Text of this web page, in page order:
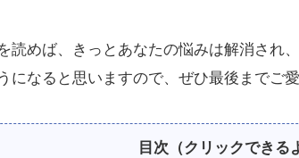
読めば、きっとあなたの悩みは解消され
になると思いますので、ぜひ最後までご愛
目次（クリックできる